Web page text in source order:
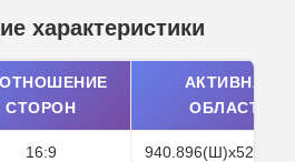
характеристики
СТОРОН
АКТИВНАЯ
ОБЛАСТЬ
16:9